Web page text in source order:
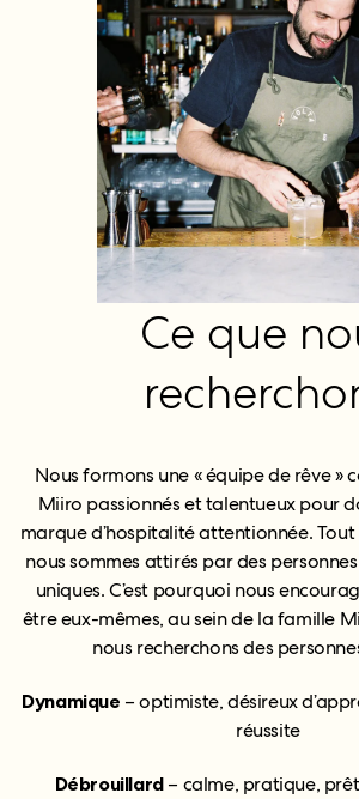
Ce que
Nous formons une « équipe de rêve »
Miiro passionnés et talentueux pour
marque d’hospitalité attentionnée.
nous sommes attirés par des
uniques. C’est pourquoi nous
être eux-mêmes, au sein de la famille
nous recherchons des
Dynamique – optimiste, désireux
réussite
Débrouillard– calme, pratique,